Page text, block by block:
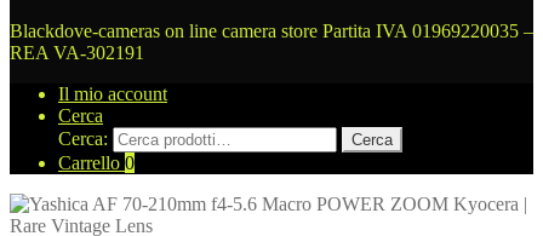
Blackdove-cameras on line camera store Partita IVA 01969220035 –
REA VA-302191
Il mio account
Cerca
Cerca:
Cerca
Carrello 0